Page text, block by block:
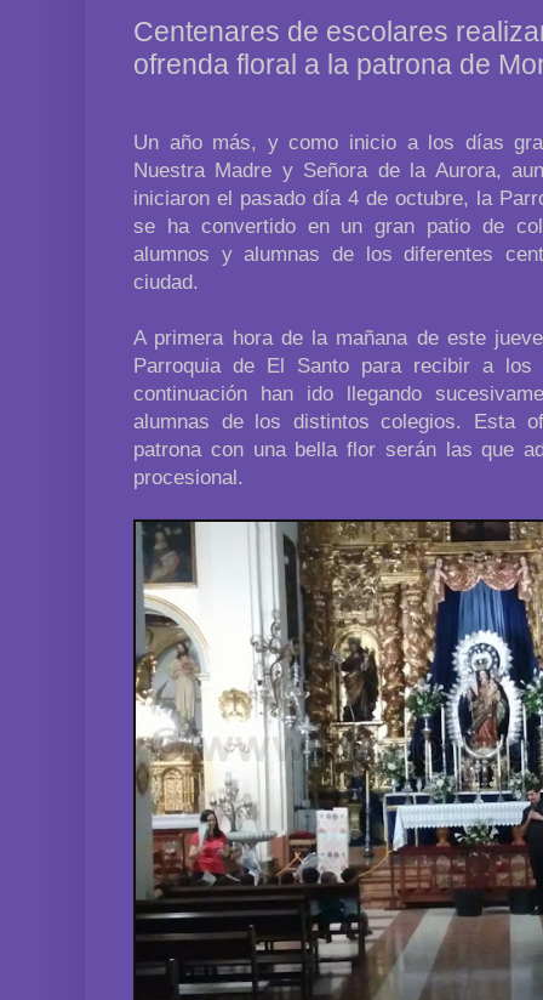
Centenares de escolares
ofrenda floral a la patrona de
Un año más, y como inicio a los días
Nuestra Madre y Señora de la Aurora,
iniciaron el pasado día 4 de octubre, la
se ha convertido en un gran patio de
alumnos y alumnas de los diferentes
ciudad.
A primera hora de la mañana de este
Parroquia de El Santo para recibir a
continuación han ido llegando
alumnas de los distintos colegios. Esta
patrona con una bella flor serán las que
procesional.